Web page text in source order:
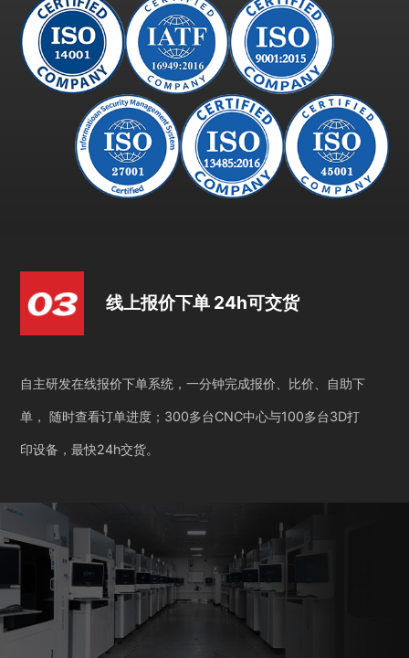
线上报价下单 24h可交货
自主研发在线报价下单系统，一分钟完成报价、比价、自助下
单， 随时查看订单进度；300多台CNC中心与100多台3D打
印设备，最快24h交货。